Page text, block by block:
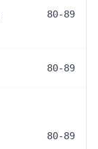
80-89
80-89
80-89